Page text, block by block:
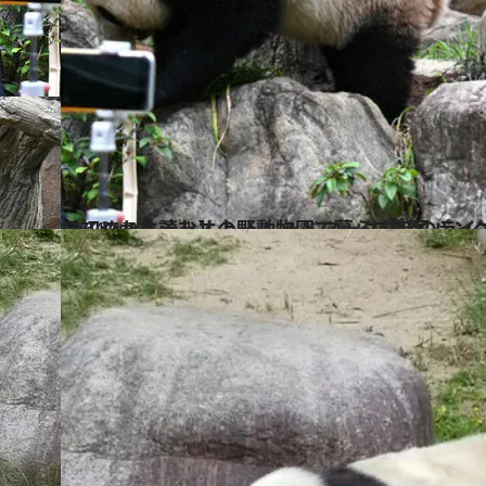
2024.4.13
【初めから読む】上野動物園で暮らす双子パンダが2歳で離ればなれに。シャオシャオの トレードマーク
ライフスタイル